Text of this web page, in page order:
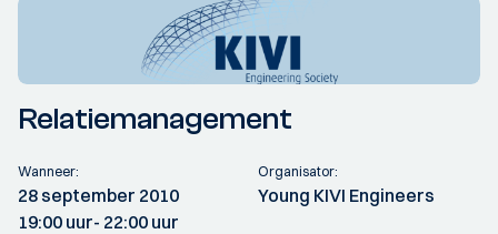
Relatiemanagement
Wanneer:
28 september 2010
19:00 uur- 22:00 uur
Organisator:
Young KIVI Engineers